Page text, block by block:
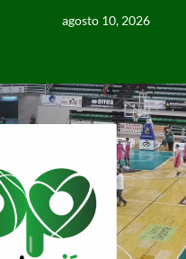
agosto 10, 2026